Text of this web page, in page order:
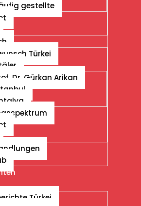
gestellte
Türkei
Dr. Gürkan Arikan
Türkei